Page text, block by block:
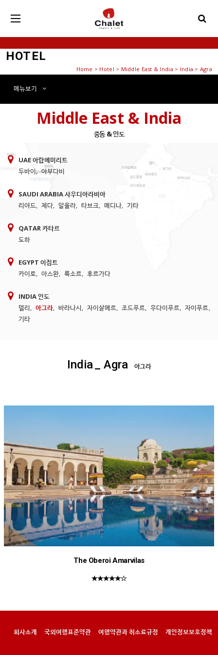
HOTEL
Home > Hotel > Middle East & India > India > Agra
메뉴보기
중동 & 인도
Middle East & India
UAE 아랍에미리트
두바이, 아부다비
SAUDI ARABIA 사우디아라비아
리야드, 제다, 알울라, 타브크, 메디나, 기타
QATAR 카타르
도하
EGYPT 이집트
카이로, 아스완, 룩소르, 후르가다
INDIA 인도
델리, 아그라, 바라나시, 자이살메르, 조드푸르, 우다이푸르, 자이푸르,
기타
India_ Agra 아그라
The Oberoi Amarvilas
★★★★★☆
회사소개 국외여행표준약관 여행약관과 취소료규정 개인정보보호정책